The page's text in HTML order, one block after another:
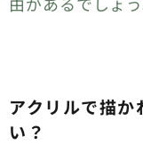
アクリルで描か
い？